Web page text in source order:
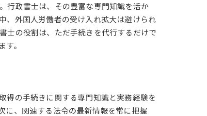
行政書士は、その豊富な専門知識を活か
、外国人労働者の受け入れ拡大は避けられ
士の役割は、ただ手続きを代行するだけで
。
得の手続きに関する専門知識と実務経験を
に、関連する法令の最新情報を常に把握